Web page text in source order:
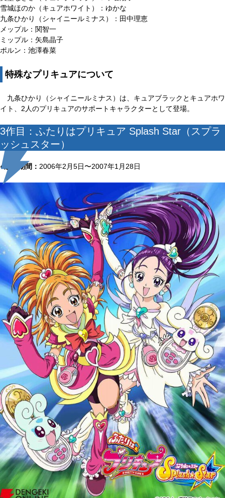
雪城ほのか（キュアホワイト）：ゆかな
九条ひかり（シャイニールミナス）：田中理恵
メップル：関智一
ミップル：矢島晶子
ポルン：池澤春菜
特殊なプリキュアについて
九条ひかり（シャイニールミナス）は、キュアブラックとキュアホワ
イト、2人のプリキュアのサポートキャラクターとして登場。
3作目：ふたりはプリキュア Splash Star（スプラ
ッシュスター）
●放送期間： 2006年2月5日〜2007年1月28日